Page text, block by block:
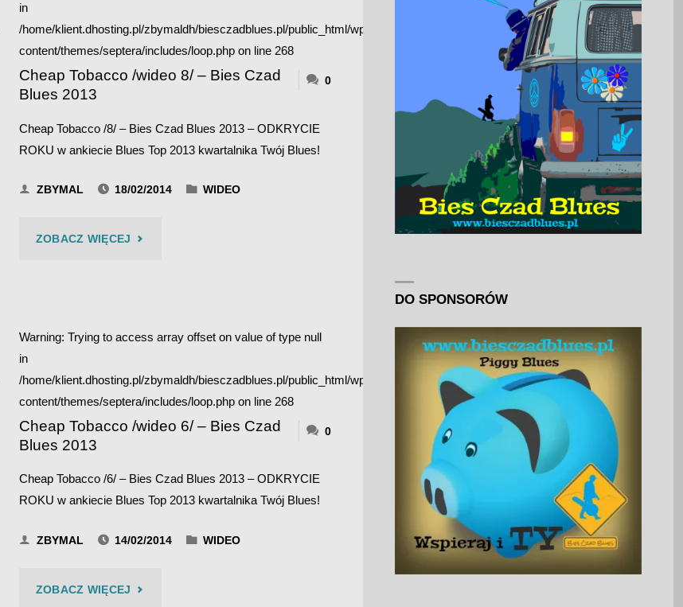
in
/home/klient.dhosting.pl/zbymaldh/biesczadblues.pl/public_html/wp-
content/themes/septera/includes/loop.php on line268
Cheap Tobacco /wideo 8/ – Bies Czad
Blues 2013
0
Cheap Tobacco /8/ – Bies Czad Blues 2013 – ODKRYCIE
ROKU w ankiecie Blues Top 2013 kwartalnika Twój Blues!
ZBYMAL 18/02/2014 WIDEO
ZOBACZ WIĘCEJ "CHEAP
8/
–
BLUES
Warning: Trying to access array offset on value of type null
in
/home/klient.dhosting.pl/zbymaldh/biesczadblues.pl/public_html/wp-
content/themes/septera/includes/loop.php on line 268
Cheap Tobacco /wideo 6/ – Bies Czad
Blues 2013
0
Cheap Tobacco /6/ – Bies Czad Blues 2013 – ODKRYCIE
ROKU w ankiecie Blues Top 2013 kwartalnika Twój Blues!
ZBYMAL 14/02/2014 WIDEO
ZOBACZ WIĘCEJ "CHEAP
DO SPONSORÓW